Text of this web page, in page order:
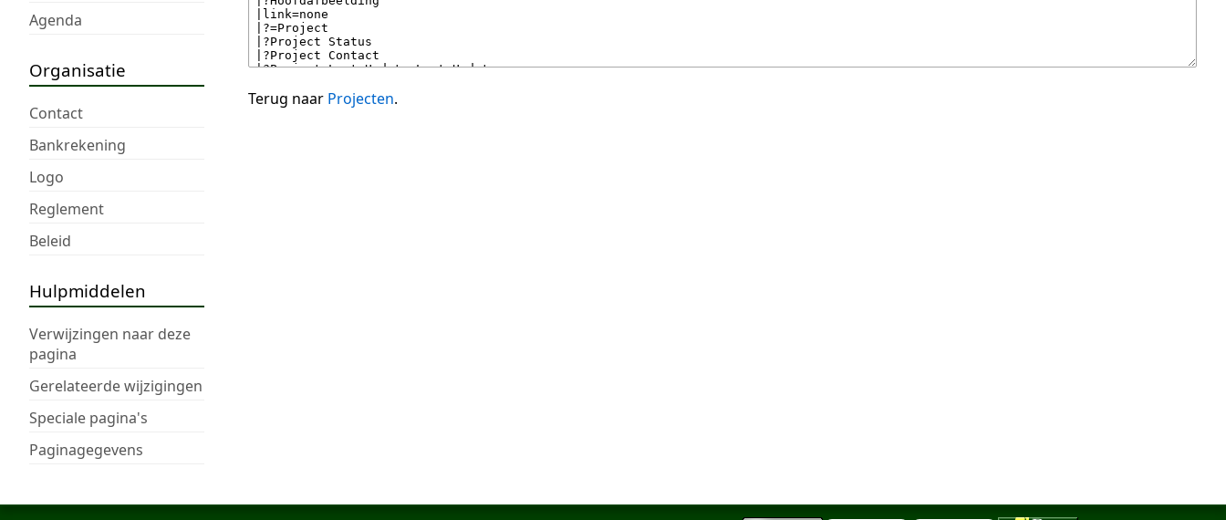
Agenda
Organisatie
Contact
Bankrekening
Logo
Reglement
Beleid
Hulpmiddelen
Verwijzingen naar deze
pagina
Gerelateerde wijzigingen
Speciale pagina's
Paginagegevens
Terug naar Projecten.